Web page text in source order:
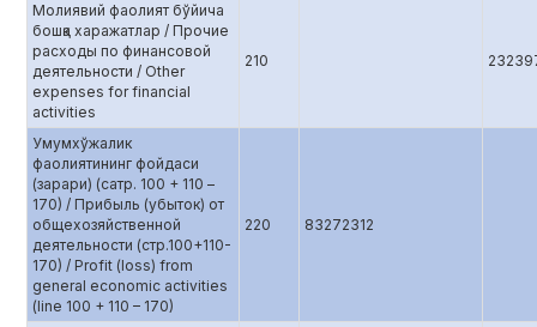
Молиявий фаолият бўйича
бошқа харажатлар / Прочие
расходы по финансовой
деятельности / Other
expenses for financial
activities
210
Умумхўжалик
фаолиятининг фойдаси
(зарари) (сатр. 100 + 110 –
170) / Прибыль (убыток) от
общехозяйственной
деятельности (стр.100+110-
170) / Profit (loss) from
general economic activities
(line 100 + 110 – 170)
220 83272312